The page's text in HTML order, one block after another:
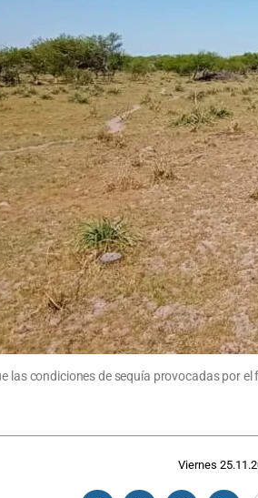
las condiciones de sequía provocadas por
Viernes